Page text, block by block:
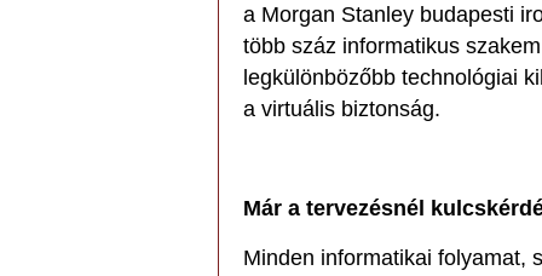
a Morgan Stanley budapesti
több száz informatikus
legkülönbözőbb technológiai
a virtuális biztonság.
Már a tervezésnél
Minden informatikai folyamat,